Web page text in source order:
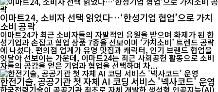
이마트24, 소비자 선택 읽었다…‘한성기업 협업’으로 가치
소비 공략
이마트24가 최근 소비자들의 자발적인 응원을 받으며 화제가 된 한
성기업과 손잡고 협업 상품 7종을 선보이며 ‘가치소비’ 트렌드 공략
에 나섰다. 편의점 업계가 유명 맛집과 캐릭터, 인기 브랜드 협업을
잇달아 선보이는 가운데, 이마트24는 최근 사회공헌 활동으로 소비
자들의 공감을 얻은 기업과 협업을 선택하며 차...
한전기술, 공공기관 첫 자체 AI 코딩 서비스 '넥사코드' 운영
한국전력기술이 공공기관 최초로 자체 개발한 생성형 인공지능(AI)